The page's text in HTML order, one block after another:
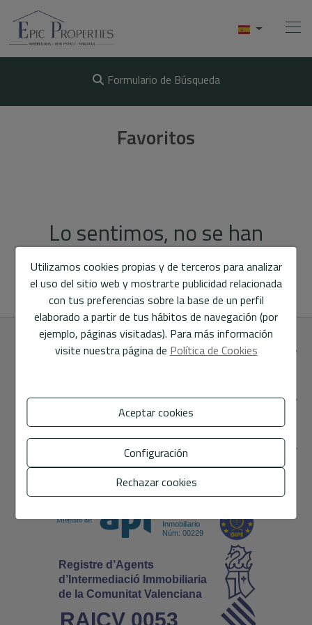
Conócenos
Videos
Información
Contacto
Formulario de Búsqueda
Favoritos
Lo sentimos, no se han
encontrado resultados
ENCUÉNTRANOS
SECCIONES
ENLACES DIRECTOS
Utilizamos cookies propias y de terceros para analizar
el uso del sitio web y mostrarte publicidad relacionada
con tus preferencias sobre la base de un perfil
elaborado a partir de tus hábitos de navegación (por
ejemplo, páginas visitadas). Para más información
visite nuestra página de Política de Cookies
Aceptar cookies
Configuración
Rechazar cookies